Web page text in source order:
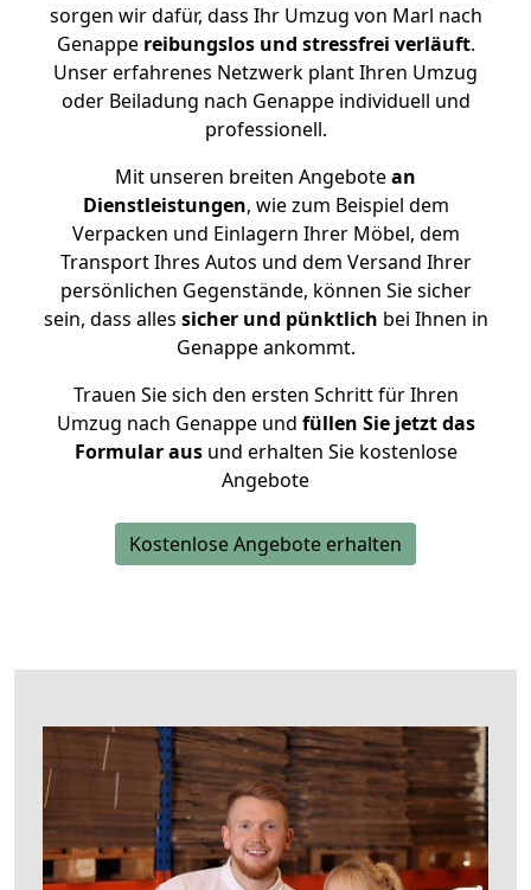
sorgen wir dafür, dass Ihr Umzug von Marl nach
Genappe reibungslos und stressfrei verläuft.
Unser erfahrenes Netzwerk plant Ihren Umzug
oder Beiladung nach Genappe individuell und
professionell.
Mit unseren breiten Angebotean
Dienstleistungen, wie zum Beispiel dem
Verpacken und Einlagern Ihrer Möbel, dem
Transport Ihres Autos und dem Versand Ihrer
persönlichen Gegenstände, können Sie sicher
sein, dass alles sicher und pünktlich bei Ihnen in
Genappe ankommt.
Trauen Sie sich den ersten Schritt für Ihren
Umzug nach Genappe und füllen Sie jetzt das
Formular ausund erhalten Sie kostenlose
Angebote
Kostenlose Angebote erhalten